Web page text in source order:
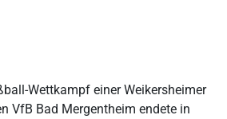
Wettkampf einer Weikersheimer
VfB Bad Mergentheim endete in